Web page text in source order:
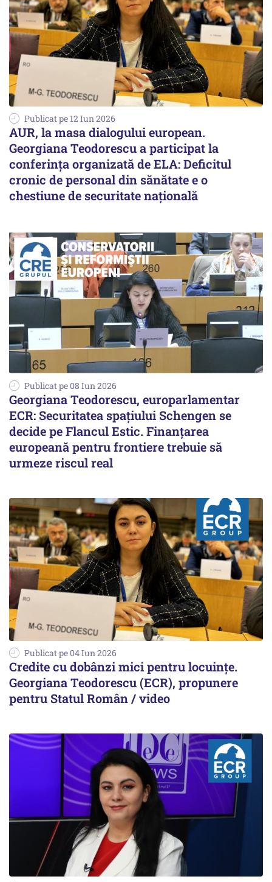
Publicat pe 12 Iun 2026
AUR, la masa dialogului european.
Georgiana Teodorescu a participat la
conferința organizată de ELA: Deficitul
cronic de personal din sănătate e o
chestiune de securitate națională
Publicat pe 08 Iun 2026
Georgiana Teodorescu, europarlamentar
ECR: Securitatea spațiului Schengen se
decide pe Flancul Estic. Finanțarea
europeană pentru frontiere trebuie să
urmeze riscul real
Publicat pe 04 Iun 2026
Credite cu dobânzi mici pentru locuințe.
Georgiana Teodorescu (ECR), propunere
pentru Statul Român / video